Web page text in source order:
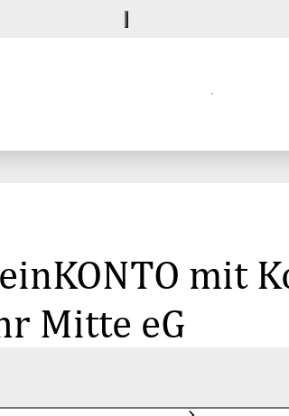
mit
Mitte eG